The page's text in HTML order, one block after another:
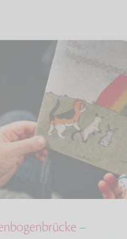
–